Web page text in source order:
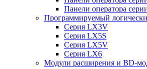
Панели оператора
Программируемый
Серия LX3V
Серия LX5S
Серия LX5V
Серия LX6
Модули расширения и BD-